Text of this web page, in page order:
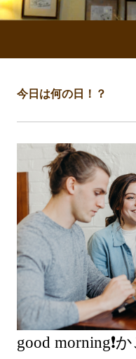
今日は何の日！？
good morning❗️か